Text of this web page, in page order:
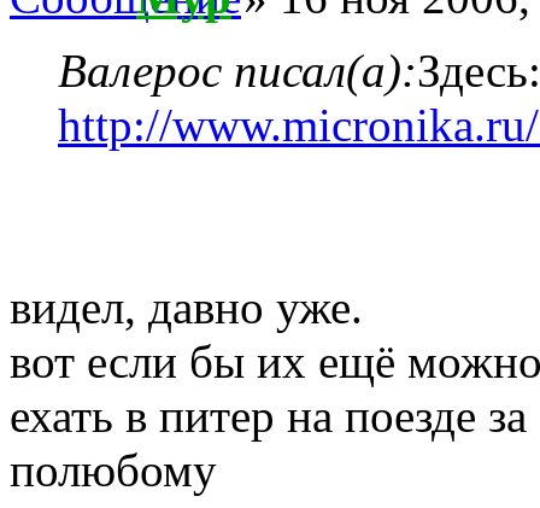
Валерос писал(а):Здесь:
http://
видел, давно уже.
вот если бы их ещё
ехать в питер на поезде
полюбому